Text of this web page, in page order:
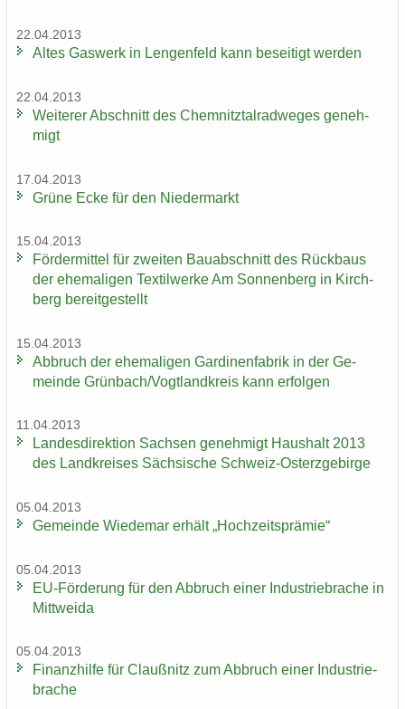
22.04.2013
Altes Gas­werk in Len­gen­feld kann be­sei­tigt wer­den
22.04.2013
Wei­te­rer Ab­schnitt des Chem­nitz­tal­rad­we­ges ge­neh­
migt
17.04.2013
Grüne Ecke für den Nie­der­markt
15.04.2013
För­der­mit­tel für zwei­ten Bau­ab­schnitt des Rück­baus
der ehe­ma­li­gen Tex­til­wer­ke Am Son­nen­berg in Kirch­
berg be­reit­ge­stellt
15.04.2013
Ab­bruch der ehe­ma­li­gen Gar­di­nen­fa­brik in der Ge­
mein­de Grün­bach/Vogt­land­kreis kann er­fol­gen
11.04.2013
Lan­des­di­rek­ti­on Sach­sen ge­neh­migt Haus­halt 2013
des Land­krei­ses Säch­si­sche Schweiz-​Osterzgebirge
05.04.2013
Ge­mein­de Wie­de­mar er­hält „Hoch­zeits­prä­mie“
05.04.2013
EU-​Förderung für den Ab­bruch einer In­dus­trie­bra­che in
Mitt­wei­da
05.04.2013
Fi­nanz­hil­fe für Clau­ß­nitz zum Ab­bruch einer In­dus­trie­
bra­che